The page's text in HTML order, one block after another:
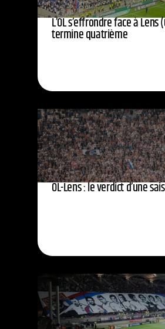
L’OL s’effrondre face à Lens
termine quatrième
OL-Lens : le verdict d’une